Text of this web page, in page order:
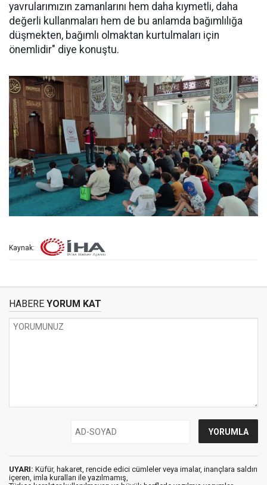
yavrularımızın zamanlarını hem daha kıymetli, daha
değerli kullanmaları hem de bu anlamda bağımlılığa
düşmekten, bağımlı olmaktan kurtulmaları için
önemlidir" diye konuştu.
Kaynak:
HABERE YORUM KAT
UYARI: Küfür, hakaret, rencide edici cümleler veya imalar, inançlara saldırı
içeren, imla kuralları ile yazılmamış,